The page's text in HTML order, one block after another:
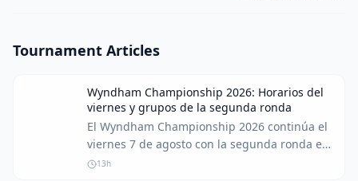
Tournament Articles
Wyndham Championship 2026: Horarios del
viernes y grupos de la segunda ronda
El Wyndham Championship 2026 continúa el
viernes 7 de agosto con la segunda ronda en
el Sedgefield Country Club. Brooks Koepka,
13h